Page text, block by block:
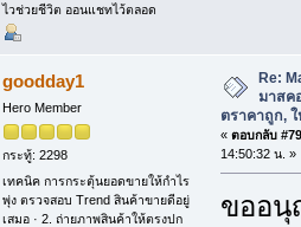
ไวช่วยชีวิต ออนแชทไว้ตลอด
goodday1
Hero Member
กระทู้: 2298
เทคนิค การกระตุ้นยอดขายให้กำไร
พุ่ง ตรวจสอบ Trend สินค้าขายดีอยู่
เสมอ · 2. ถ่ายภาพสินค้าให้ตรงปก
Re:
มาสค
ตราคาถูก,
« ตอบกลับ
14:50:32 น. »
ขออนุ